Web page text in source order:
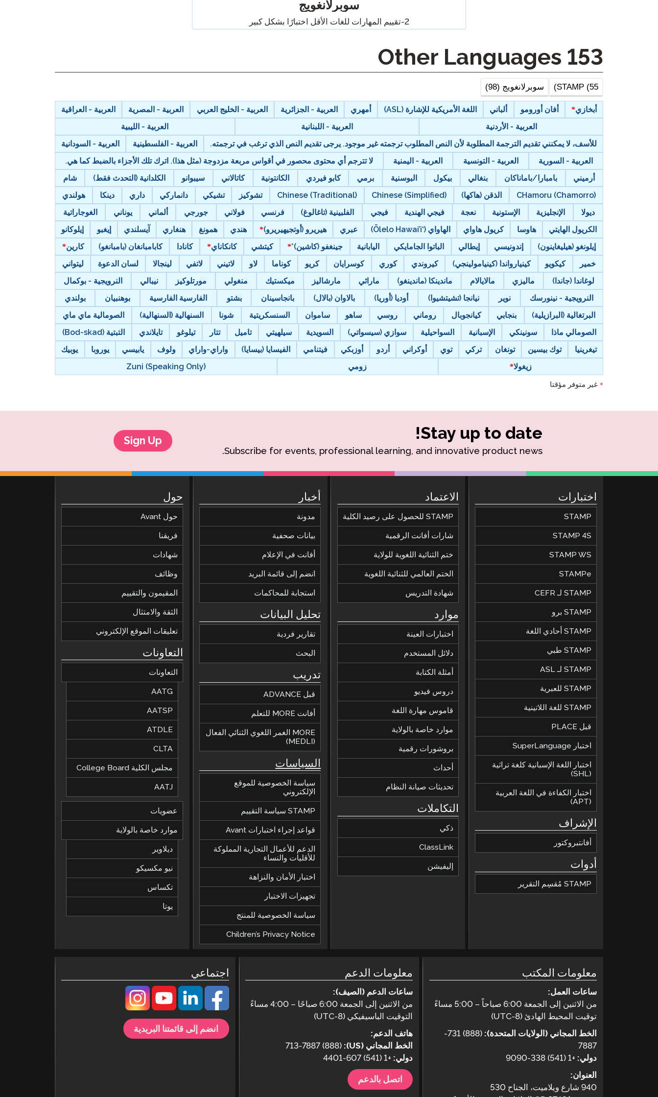
التأهيل الذكي
بودكاست
مدونة
سوبرلانغويج
2-تقييم المهارات للغات الأقل اختبارًا بشكل كبير
153
STAMP (55) سوبرلانغويج (98)
أبخازي أفان أورومو ألباني اللغة الأمريكية للإشارة (ASL) أمهري العربية - الجزائرية العربية - الخليج العربي العربية - المصرية
العربية - العراقية
العربية - الأردنية
العربية - اللبنانية
العربية - الليبية
للأسف، لا يمكنني تقديم الترجمة المطلوبة لأن النص المطلوب ترجمته غير موجود. يرجى تقديم النص الذي ترغب في ترجمته.
العربية - الفلسطينية
العربية - السودانية
العربية - السورية
العربية - التونسية العربية - اليمنية
لا تترجم أي محتوى محصور في أقواس مربعة مزدوجة (مثل هذا). اترك تلك الأجزاء بالضبط كما هي.
أرميني
بامبارا/باماناكان بنغالي بيكول البوسنية برمي كابو فيردي الكانتونية كاتالاني سيبوانو الكلدانية (التحدث فقط)
شام
CHamoru (Chamorro)
الذقن (هاكها) Chinese (Simplified)
Chinese (Traditional) تشوكيز تشيكي دانماركي داري دينكا
هولندي
ديولا
الإنجليزية الإستونية نعجة فيجي الهندية فيجي الفلبينية (تاغالوغ) فرنسي فولاني جورجي ألماني يوناني
الغوجاراتية
الكريول الهايتي
هاوسا كريول هاواي الهاواي (‘Ōlelo Hawai’i) عبري هيريرو (أوتجيهيريرو) هندي همونغ هنغاري آيسلندي إيغبو
إيلوكانو
إيلونغو (هيليغاينون)
إندونيسي إيطالي الباتوا الجامايكي اليابانية جينغفو (كاشين)* كيتشي كانكاناي كانادا كابامبانغان (بامبانغو)
كارين
خمير
كيكويو كينيارواندا (كينيامولينجي) كيروندي كوري كوسرايان كريو كوناما لاو لاتيني لاتفي لينجالا لسان الدعوة
ليتواني
لوغاندا (جاندا)
ماليزي مالايالام ماندينكا (ماندينغو) ماراثي مارشاليز ميكستيك منغولي مورتلوكيز نيبالي
النرويجية - بوكمال
النرويجية - نينورسك
نوير نيانجا (تشيتشيوا) أوديا (أوريا) بالاوان (بالال) بانجاسينان بشتو الفارسية الفارسية بوهنبيان
بولندي
البرتغالية (البرازيلية)
بنجابي كيانجوبال روماني روسي ساهو ساموان السنسكريتية شونا السنهالية (السنهالية)
الصومالية ماي ماي
الصومالي ماذا
سونينكي الإسبانية السواحيلية سوازي (سيسواتي) السويدية سيلهيتي تاميل تتار تيلوغو تايلاندي
التبتية (Bod-skad)
تيغرينيا
توك بيسين تونغان تركي توي أوكراني أردو أوزبكي فيتنامي الفيسايا (بيسايا) واراي-واراي ولوف يابيسي يوروبا
يوبيك
زيغولا
زومي Zuni (Speaking Only)
* غير متوفر مؤقتا
Stay up to date!
Subscribe for events, professional learning, and innovative product news.
Sign Up
اختبارات
STAMP
STAMP 4S
STAMP WS
STAMPe
STAMP لـ CEFR
STAMP برو
STAMP أحادي اللغة
STAMP طبي
STAMP لـ ASL
STAMP للعبرية
STAMP للغة اللاتينية
قبل PLACE
اختبار SuperLanguage
اختبار اللغة الإسبانية كلغة تراثية
(SHL)
اختبار الكفاءة في اللغة العربية
(APT)
الإشراف
أفانتبروكتور
أدوات
STAMP مُقسِم التقرير
الاعتماد
STAMP للحصول على رصيد الكلية
شارات أفانت الرقمية
ختم الثنائية اللغوية للولاية
الختم العالمي للثنائية اللغوية
شهادة التدريس
موارد
اختبارات العينة
دلائل المستخدم
أمثلة الكتابة
دروس فيديو
قاموس مهارة اللغة
موارد خاصة بالولاية
بروشورات رقمية
أحداث
تحديثات صيانة النظام
التكاملات
ذكي
ClassLink
إليفيشن
أخبار
مدونة
بيانات صحفية
أفانت في الإعلام
انضم إلى قائمة البريد
استجابة للمحاكمات
تحليل البيانات
تقارير فردية
البحث
تدريب
قبل ADVANCE
أفانت MORE للتعلم
MORE الغمر اللغوي الثنائي الفعال
(MEDLI)
السياسات
سياسة الخصوصية للموقع
الإلكتروني
STAMP سياسة التقييم
قواعد إجراء اختبارات Avant
الدعم للأعمال التجارية المملوكة
للأقليات والنساء
اختبار الأمان والنزاهة
تجهيزات الاختبار
سياسة الخصوصية للمنتج
Children’s Privacy Notice
حول
حول Avant
فريقنا
شهادات
وظائف
المقيمون والتقييم
الثقة والامتثال
تعليقات الموقع الإلكتروني
التعاونات
التعاونات
AATG
AATSP
ATDLE
CLTA
مجلس الكلية College Board
AATJ
عضويات
موارد خاصة بالولاية
ديلاوير
نيو مكسيكو
تكساس
يوتا
معلومات المكتب
ساعات العمل:
من الاثنين إلى الجمعة 6:00 صباحاً – 5:00 مساءً
توقيت المحيط الهادئ (UTC-8)
الخط المجاني (الولايات المتحدة):
(888) 731-
7887
دولي: +1 (541) 338-9090
العنوان:
940 شارع ويلاميت، الجناح 530
معلومات الدعم
ساعات الدعم (الصيف):
من الاثنين إلى الجمعة 6:00 صباحًا – 4:00 مساءً
التوقيت الباسيفيكي (UTC-8)
هاتف الدعم:
الخط المجاني (US):
(888) 713-7887
دولي: +1 (541) 607-4401
اتصل بالدعم
اجتماعي
انضم إلى قائمتنا البريدية